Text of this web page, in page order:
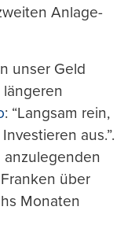
Anlage-
unser Geld
: “Langsam rein,
aus.”.
anzulegenden
über
Monaten